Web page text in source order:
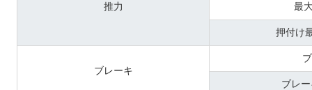
推力 最
押付け
ブレーキ
ブレ